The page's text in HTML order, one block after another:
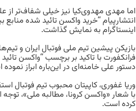
اما مهدی مهدوی‌کیا نیز خیلی شفاف‌تر از
انتشارپیام “خرید واکسن تائید شده
اینستاگرام به نمایش گذاشت.
بازیکن پیشین تیم ملی فوتبال ایران و
فرانکفورت با تاکید بر برچسب “واکسن
دستور علی خامنه‌ای در این‌باره ابراز
وریا غفوری، کاپیتان محبوب تیم فوتبال
با شعار «واکسن کرونا، مطالبه ملی»،
کرده است.